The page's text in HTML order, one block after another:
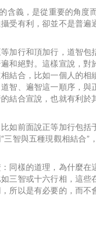
含義，是從重要的角度
受有利，卻並不是普遍
加行和頂加行，道智包
和絕對。這樣宣說，對
結合，比如一個人的相
智、遍智這一順序，與
結合宣說，也就有利於
如前面說正等加行包括
智與五種現觀相結合”
同樣的道理，為什麼在
三智或十六行相，這些
所以是有必要的，而不